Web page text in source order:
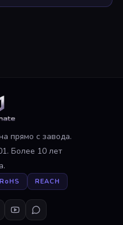
прямо с завода.
Более 10 лет
RoHS REACH